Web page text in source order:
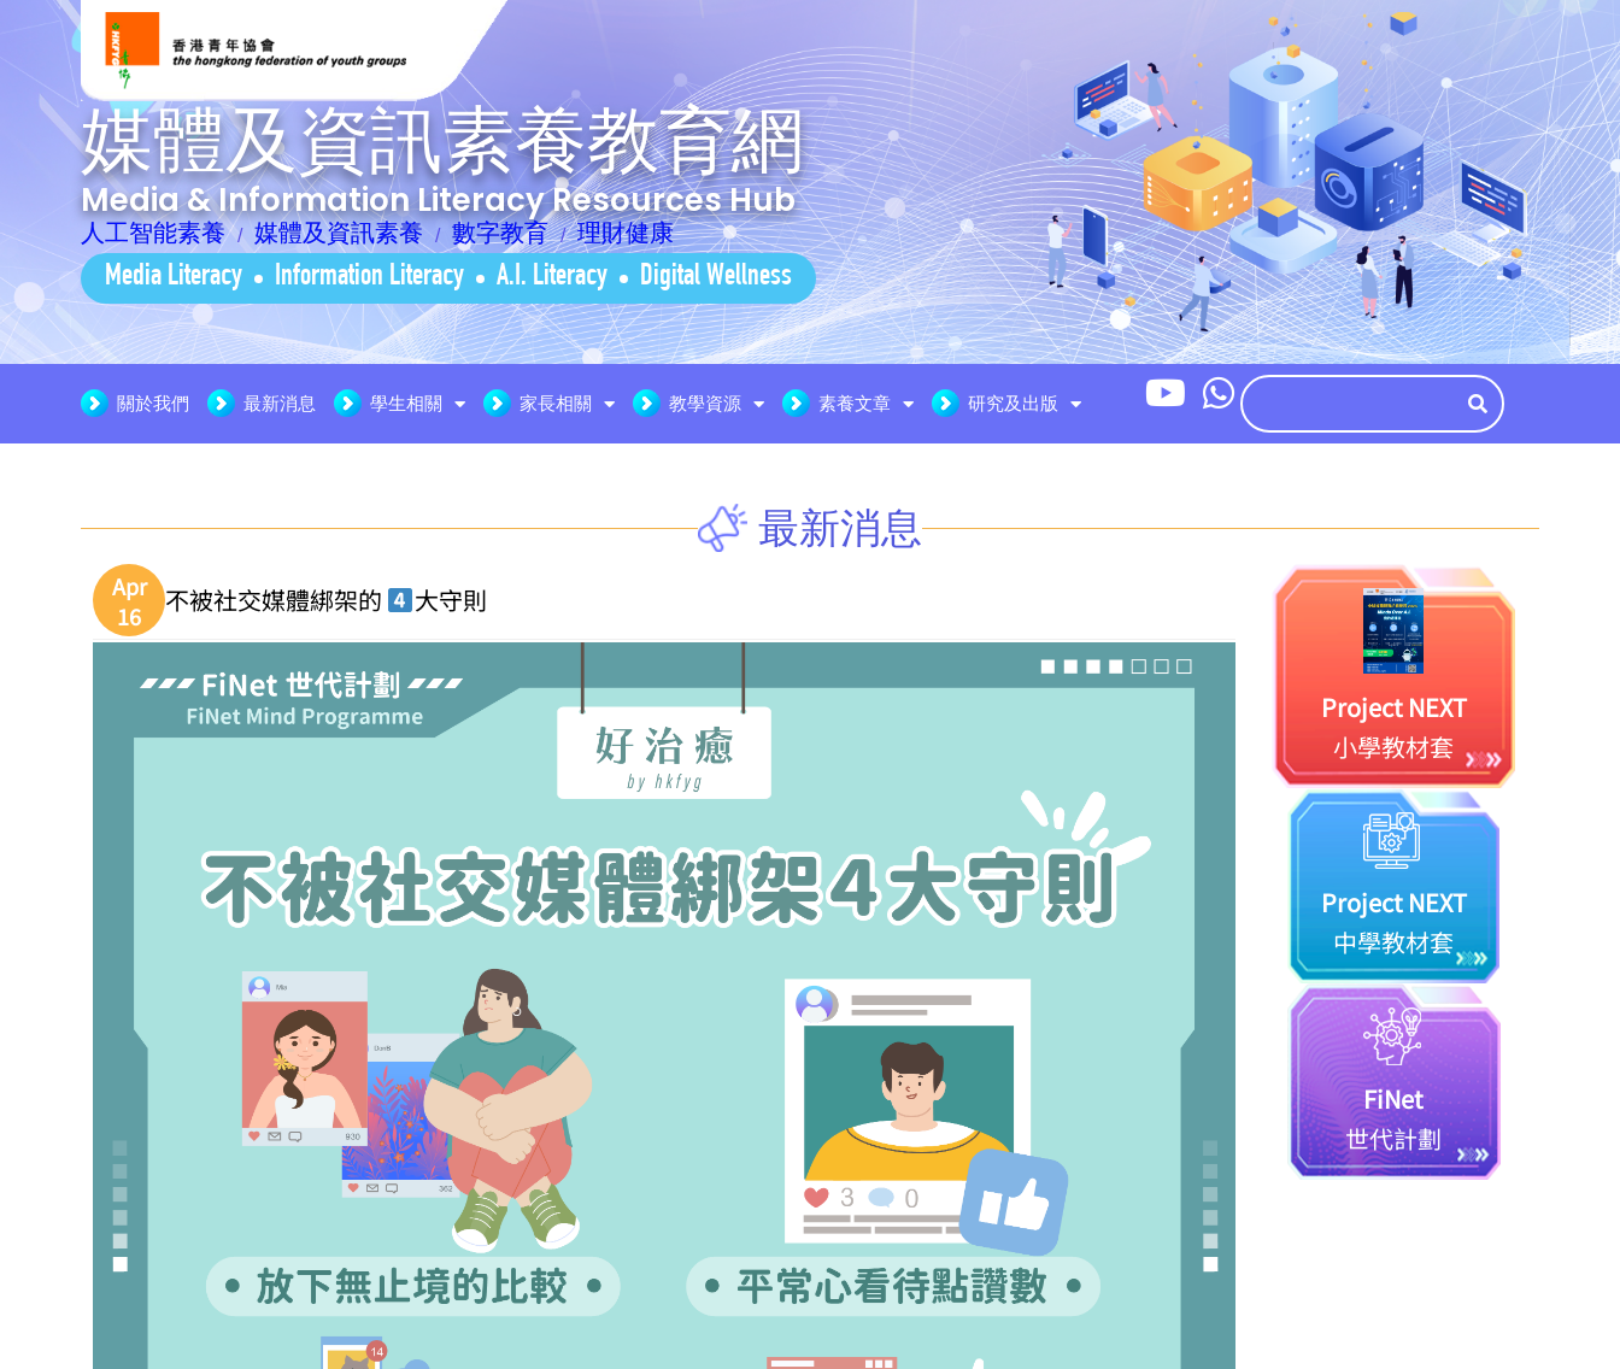
媒體及資訊素養教育網
Media & Information Literacy Resources Hub
人工智能素養 媒體及資訊素養 數字教育 理財健康
Media Literacy Information Literacy A.I. Literacy Digital Wellness
關於我們 最新消息 學生相關 家長相關 教學資源 素養文章 研究及出版
最新消息
Apr
16
不被社交媒體綁架的 大守則
Project NEXT
小學教材套
Project NEXT
中學教材套
FiNet
世代計劃